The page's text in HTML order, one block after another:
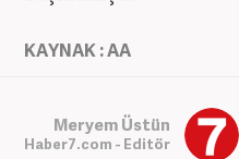
KAYNAK : AA
Meryem Üstün
Haber7.com - Editör